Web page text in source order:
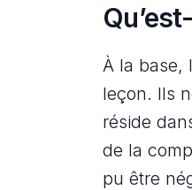
À la base,
leçon. Ils
réside
de la
pu être